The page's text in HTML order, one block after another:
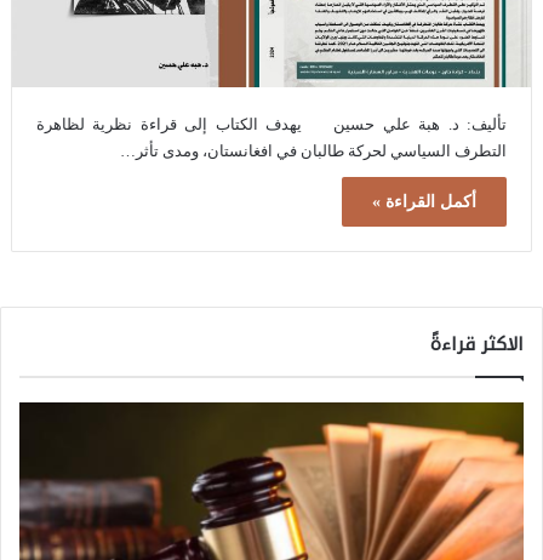
تأليف: د. هبة علي حسين يهدف الكتاب إلى قراءة نظرية لظاهرة
التطرف السياسي لحركة طالبان في افغانستان، ومدى تأثر…
أكمل القراءة »
الاكثر قراءةً